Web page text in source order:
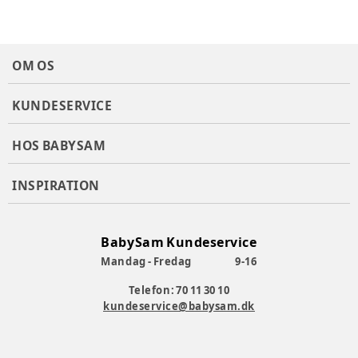
luftstrømmen for barnet. 360º sæderotation gør det nemt
at bukke ind og ud af køretøjet.
Simple Swivel™-drejeaktivatoren er placeret, hvor du
naturligt rækker ud efter et ubesværet spin.
hæves for mere plads i nakke og skuldre.
Lav rebound bar skaber rigelig plads til voksende ben.
Enhånds, 14 positioner GrowTogether™ nakkestøtte og
selesystem justeres samtidigt og kræver ingen
bruges i booster-tilstand.
Spændefastholdelsesmagneter holder selespænderne
ECE R129 & i-Size godkendt.
Skabt til at vokse med barnet.
OM OS
KUNDESERVICE
HOS BABYSAM
INSPIRATION
BabySam Kundeservice
Mandag - Fredag
9-16
Telefon: 70 11 30 10
kundeservice@babysam.dk